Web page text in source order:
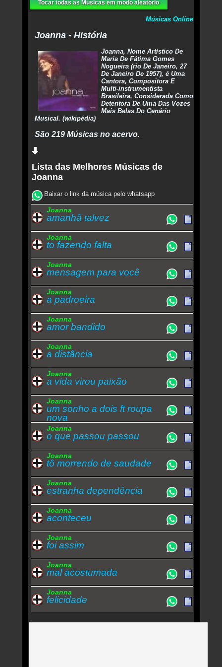
Tocar todas as Músicas em modo aleatório
Músicas Online
Joanna - História
Joanna, Nome Artístico De
Maria De Fátima Gomes
Nogueira (rio De Janeiro, 27
De Janeiro De 1957), é Uma
Cantora, Compositora E
Multi-instrumentista
Brasileira, Considerada Como
Detentora De Uma Das Vozes
Mais Belas Do Cenário
Musical. (wikipédia)
São 219 Músicas no acervo.
Lista das Melhores Músicas de
Joanna
Baixar o link da música pelo whatsapp
Joanna
amanhã talvez
Joanna
to fazendo falta
Joanna
mensagem para você
Joanna
a padroeira
Joanna
amor bandido
Joanna
a distância
Joanna
a vida virou paixão
Joanna
um sonho a dois ft roupa
nova
Joanna
o que passou passou
Joanna
tô morrendo de saudade
Joanna
estranha dependência
Joanna
aconteceu
Joanna
foi assim
Joanna
mal acostumada
Joanna
felicidade